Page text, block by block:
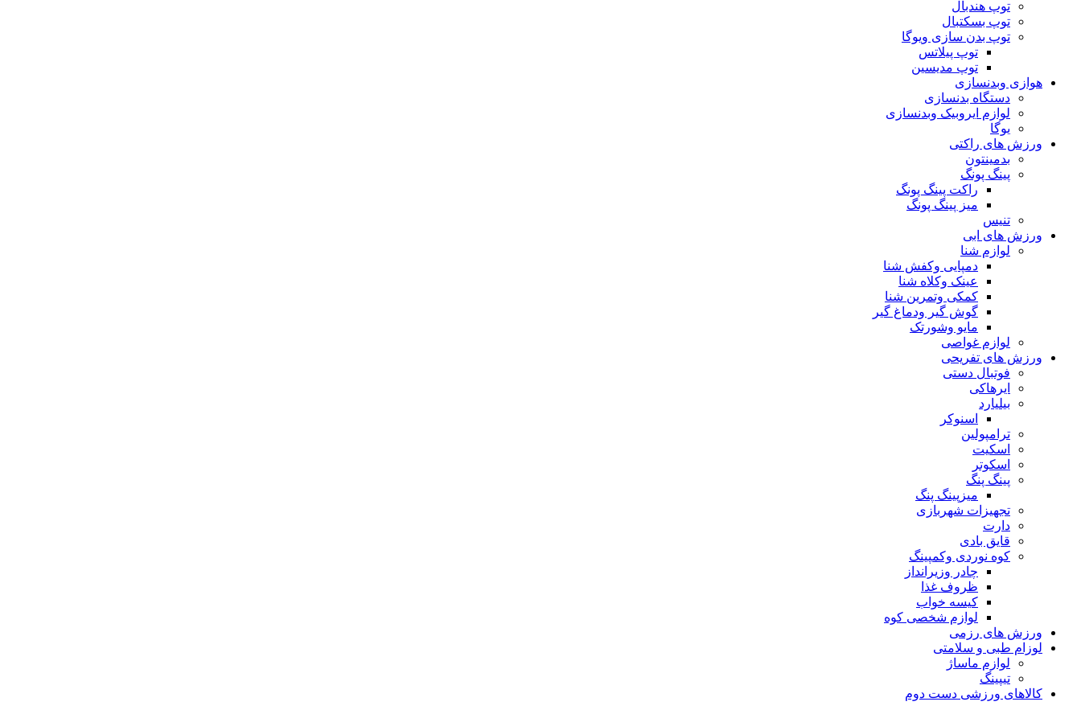
توپ هندبال
توپ بسکتبال
توپ بدن سازی ویوگا
توپ پیلاتس
توپ مدیسین
هوازی وبدنسازی
دستگاه بدنسازی
لوازم ایروبیک وبدنسازی
یوگا
ورزش های راکتی
بدمینتون
پینگ پونگ
راکت پینگ پونگ
میز پینگ پونگ
تنیس
ورزش های ابی
لوازم شنا
دمپایی وکفش شنا
عینک وکلاه شنا
کمکی وتمرین شنا
گوش گیر ودماغ گیر
مایو وشورتک
لوازم غواصی
ورزش های تفریحی
فوتبال دستی
ایرهاکی
بیلیارد
اسنوکر
ترامپولین
اسکیت
اسکوتر
پینگ پنگ
میزپینگ پنگ
تجهیزات شهربازی
دارت
قایق بادی
کوه نوردی وکمپینگ
چادر وزیرانداز
ظروف غذا
کیسه خواب
لوازم شخصی کوه
ورزش های رزمی
لوزام طبی و سلامتی
لوازم ماساژ
تیپینگ
کالاهای ورزشی دست دوم